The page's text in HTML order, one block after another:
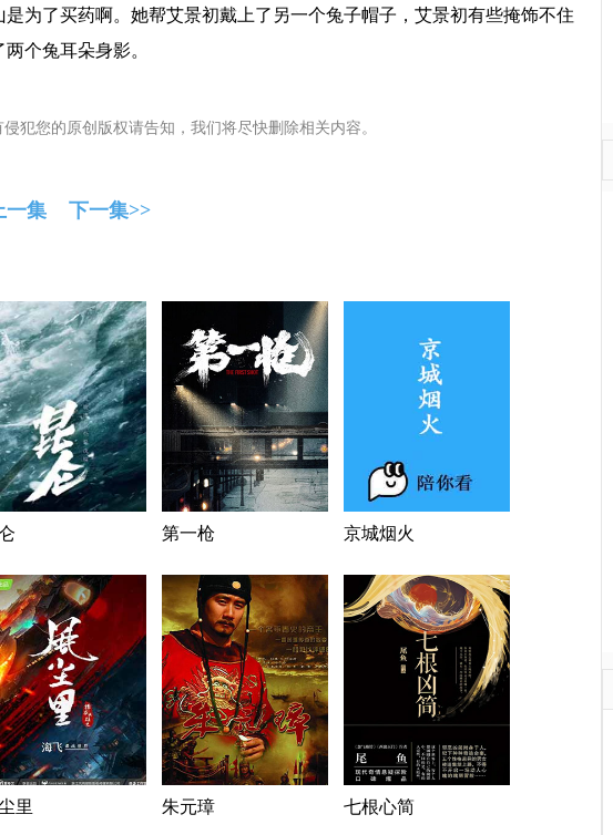
为了买药啊。她帮艾景初戴上了另一个兔子帽子，艾景初有些掩饰不住
个兔耳朵身影。
犯您的原创版权请告知，我们将尽快删除相关内容。
一集 下一集>>
第一枪 京城烟火
里 朱元璋 七根心简